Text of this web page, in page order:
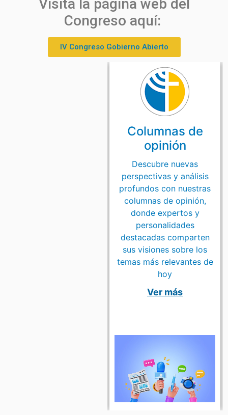
los estudiantes de tercer año tuvieron la
oportunidad de compartir con David Zavala,
investigador y miembro del equipo de Chile
Transparente, Capítulo Chileno de
Transparencia Internacional.
Visita la página web del
Congreso aquí:
IV Congreso Gobierno Abierto
Columnas de
opinión
Descubre nuevas
perspectivas y análisis
profundos con nuestras
columnas de opinión,
donde expertos y
personalidades
destacadas comparten
sus visiones sobre los
temas más relevantes de
hoy
Ver más